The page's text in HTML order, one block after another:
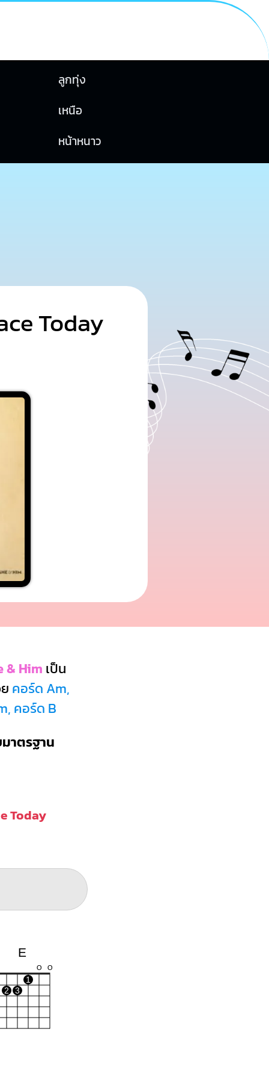
ลูกทุ่ง
เหนือ
หน้าหนาว
Today
& Him เป็น
คอร์ด Am,
คอร์ด B
าตรฐาน
Today
E
O O
1
2
3